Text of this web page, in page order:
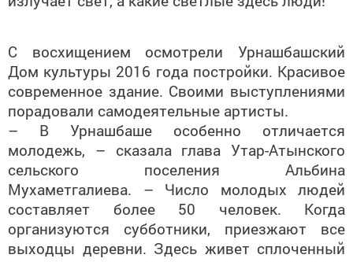
С восхищением осмотрели Урнашбашский
Дом культуры 2016 года постройки. Красивое
современное здание. Своими выступлениями
порадовали самодеятельные артисты.
– В Урнашбаше особенно отличается
молодежь, – сказала глава Утар-Атынского
сельского поселения Альбина
Мухаметгалиева. – Число молодых людей
составляет более 50 человек. Когда
организуются субботники, приезжают все
выходцы деревни. Здесь живет сплоченный
народ. Учреждения культуры, библиотеки